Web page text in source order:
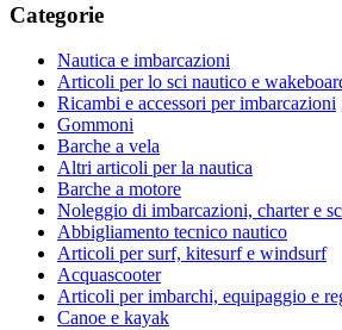
Categorie
Nautica e imbarcazioni
Articoli per lo sci nautico e
Ricambi e accessori per imbarcazioni
Gommoni
Barche a vela
Altri articoli per la nautica
Barche a motore
Noleggio di imbarcazioni, charter e
Abbigliamento tecnico nautico
Articoli per surf, kitesurf e windsurf
Acquascooter
Articoli per imbarchi, equipaggio e
Canoe e kayak